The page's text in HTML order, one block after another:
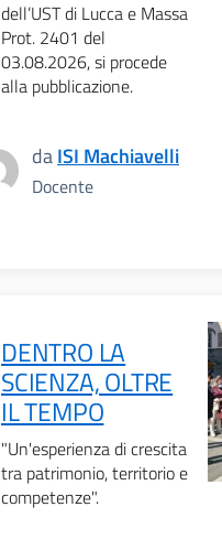
dell’UST di Lucca e Massa
Prot. 2401 del
03.08.2026, si procede
alla pubblicazione.
daISI Machiavelli
Docente
DENTRO LA
SCIENZA, OLTRE
IL TEMPO
"Un'esperienza di crescita
tra patrimonio, territorio e
competenze".